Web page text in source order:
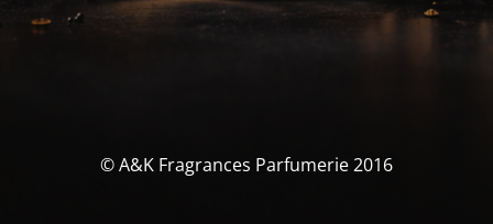
© A&K Fragrances Parfumerie 2016